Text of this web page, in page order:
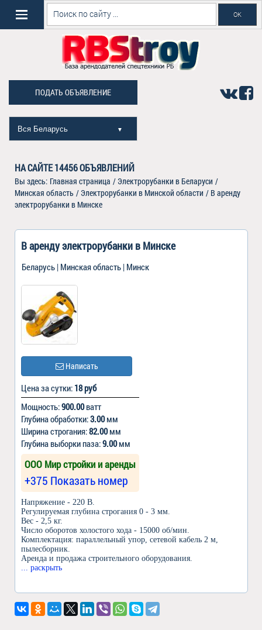
ПОДАТЬ ОБЪЯВЛЕНИЕ
Вся Беларусь ▼
НА САЙТЕ14456ОБЪЯВЛЕНИЙ
Вы здесь: Главная страница / Электрорубанки в Беларуси /
Минская область / Электрорубанки в Минской области / В аренду
электрорубанки в Минске
В аренду электрорубанки в Минске
Беларусь | Минская область | Минск
Написать
Цена за сутки: 18 руб
Мощность:900.00ватт
Глубина обработки:3.00мм
Ширина строгания:82.00мм
Глубина выборки паза:9.00мм
ООО Мир стройки и аренды
+375 Показать номер
Напряжение - 220 В.
Регулируемая глубина строгания 0 - 3 мм.
Вес - 2,5 кг.
Число оборотов холостого хода - 15000 об/мин.
Комплектация: параллельный упор, сетевой кабель 2 м,
пылесборник.
Аренда и продажа строительного оборудования.
... раскрыть